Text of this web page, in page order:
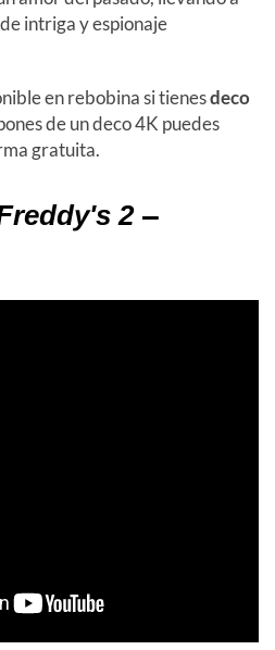
intriga y espionaje
en rebobina si tienesdeco
de un deco 4K puedes
gratuita.
2–